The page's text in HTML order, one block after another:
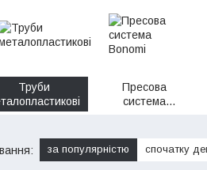
Труби
Пресова
система
за популярністю спочатку